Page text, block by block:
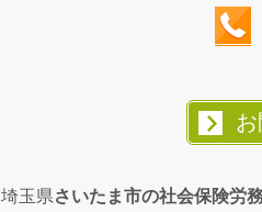
埼玉県さいたま市の社会保険労